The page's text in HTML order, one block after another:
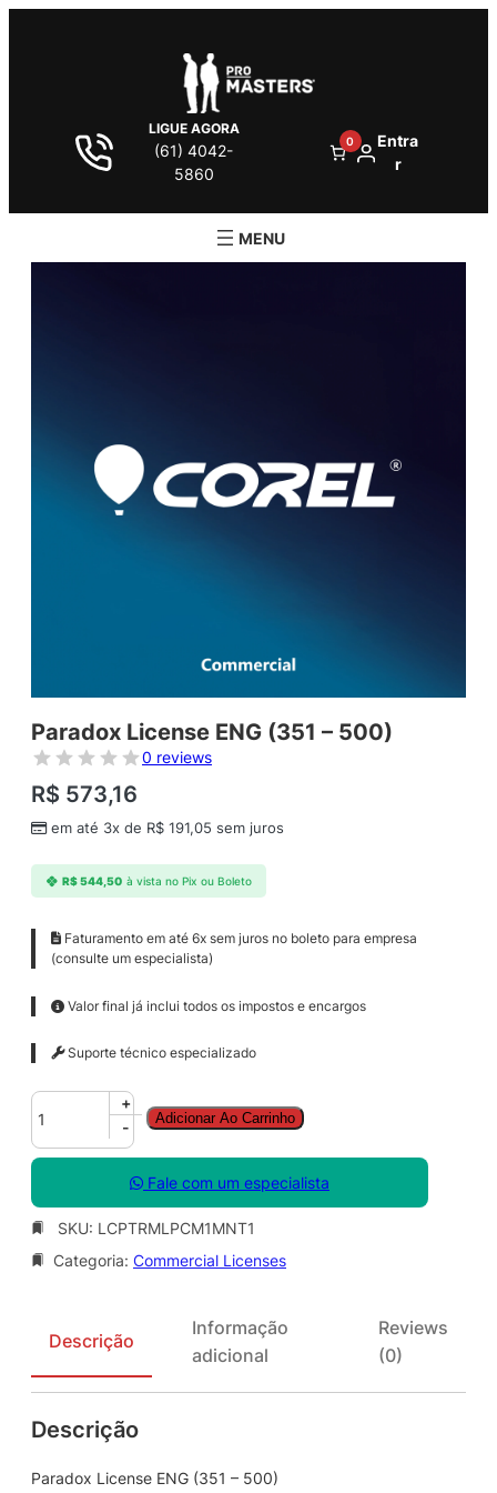
LIGUE AGORA
(61) 4042-
5860
0
Entra
r
Paradox License ENG (351 – 500)
0 reviews
R$ 573,16
em até 3x de R$ 191,05 sem juros
R$544,50 à vista no Pix ou Boleto
Faturamento em até 6x sem juros no boleto para empresa
(consulte um especialista)
Valor final já inclui todos os impostos e encargos
Suporte técnico especializado
P
r
a
o
L
s
E
G
+
-
Adicionar Ao Carrinho
Fale com um especialista
SKU: LCPTRMLPCM1MNT1
Categoria: Commercial Licenses
Descrição
Informação
adicional
Reviews
(0)
Descrição
Paradox License ENG (351 – 500)